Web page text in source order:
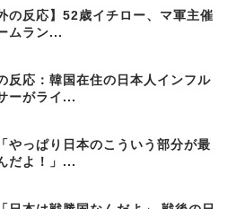
の反応】52歳イチロー、マ軍主催
ムラン...
反応：韓国在住の日本人インフル
ーがライ...
やっぱり日本のこういう部分が最
だよ！」...